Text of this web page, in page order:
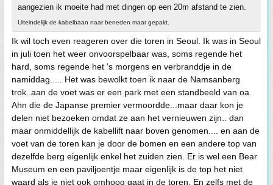
aangezien ik moeite had met dingen op een 20m afstand te zien.
Uiteindelijk de kabelbaan naar beneden maar gepakt.
Ik wil toch even reageren over die toren in Seoul. Ik was in Seoul
in juli toen het weer onvoorspelbaar was, soms regende het
hard, soms regende het 's morgens en verbranddje in de
namiddag..... Het was bewolkt toen ik naar de Namsanberg
trok..aan de voet was er een park met een standbeeld van oa
Ahn die de Japanse premier vermoordde...maar daar kon je
delen niet bezoeken omdat ze aan het vernieuwen zijn.. dan
maar onmiddellijk de kabellift naar boven genomen.... en aan de
voet van de toren kan je door de bomen en een andere top van
dezelfde berg eigenlijk enkel het zuiden zien. Er is wel een Bear
Museum en een paviljoentje maar eigenlijk is de top het niet
waard als je niet ook omhoog gaat in de toren. En zelfs met de